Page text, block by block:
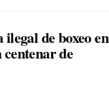
de boxeo en
de